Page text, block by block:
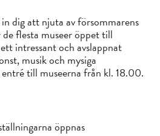
dig att njuta av försommarens
flesta museer öppet till
intressant och avslappnat
musik och mysiga
till museerna från kl. 18.00.
öppnas